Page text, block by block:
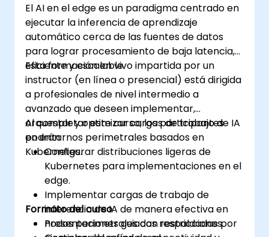
El AI en el edge es un paradigma centrado en
ejecutar la inferencia de aprendizaje
automático cerca de las fuentes de datos
para lograr procesamiento de baja latencia,
eficiente y escalable.
Esta formación en vivo impartida por un
instructor (en línea o presencial) está dirigida
a profesionales de nivel intermedio a
avanzado que deseen implementar,
orquestar y optimizar cargas de trabajo de IA
en entornos perimetrales basados en
Kubernetes.
Al completar este curso, los participantes
podrán:
Configurar distribuciones ligeras de
Kubernetes para implementaciones en el
edge.
Implementar cargas de trabajo de
inferencia de IA de manera efectiva en
nodos perimetrales con restricciones.
Formato del curso
Presentaciones guiadas respaldadas por